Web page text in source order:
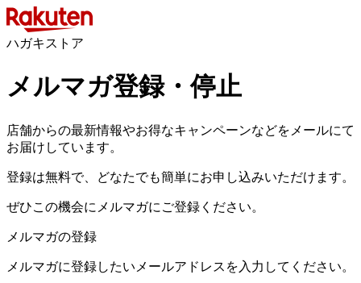
ハガキストア
メルマガ登録・停止
店舗からの最新情報やお得なキャンペーンなどをメールにて
お届けしています。
登録は無料で、どなたでも簡単にお申し込みいただけます。
ぜひこの機会にメルマガにご登録ください。
メルマガの登録
メルマガに登録したいメールアドレスを入力してください。